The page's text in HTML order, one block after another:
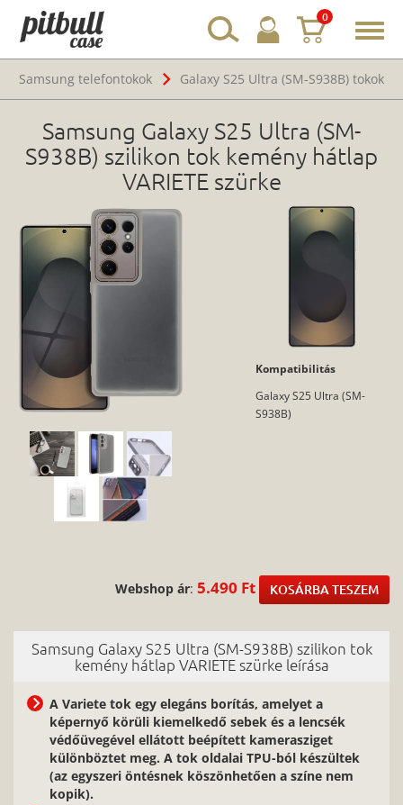
0
Samsung telefontokok
Galaxy S25 Ultra (SM-S938B) tokok
Samsung Galaxy S25 Ultra (SM-
S938B) szilikon tok kemény hátlap
VARIETE szürke
Kompatibilitás
Galaxy S25 Ultra (SM-
S938B)
Webshop ár: 5.490 Ft KOSÁRBA TESZEM
Samsung Galaxy S25 Ultra (SM-S938B) szilikon tok
kemény hátlap VARIETE szürke leírása
A Variete tok egy elegáns borítás, amelyet a
képernyő körüli kiemelkedő sebek és a lencsék
védőüvegével ellátott beépített kamerasziget
különböztet meg. A tok oldalai TPU-ból készültek
(az egyszeri öntésnek köszönhetően a színe nem
kopik).